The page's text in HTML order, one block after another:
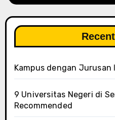
Kampus dengan Jurusan
9 Universitas Negeri di
Recommended